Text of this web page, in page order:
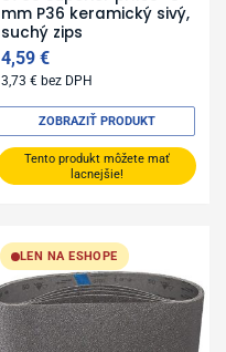
mm P36 keramický sivý,
suchý zips
4,59€
3,73€ bez DPH
Tento produkt môžete mať
lacnejšie!
ZOBRAZIŤ PRODUKT
LEN NA ESHOPE